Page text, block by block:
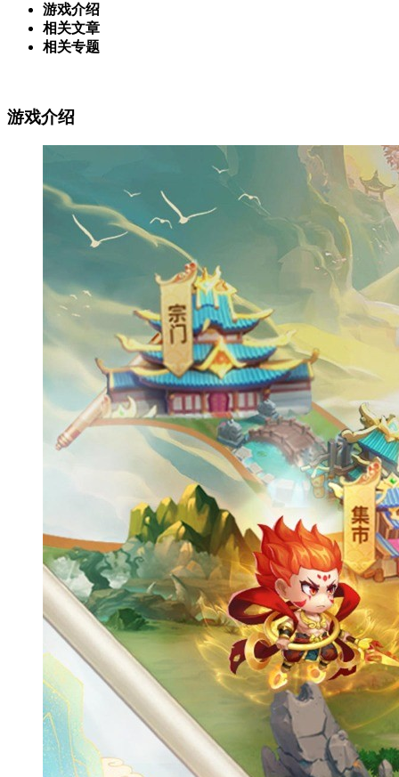
游戏介绍
相关文章
相关专题
游戏介绍